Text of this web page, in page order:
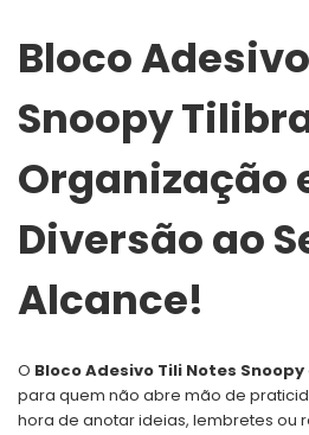
Bloco
Snoopy
Organização
Diversão ao
Alcance!
O Bloco Adesivo Tili Notes Snoopy
para quem não abre mão de
hora de anotar ideias, lembretes ou